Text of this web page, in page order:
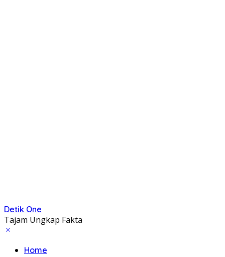
Detik One
Tajam Ungkap Fakta
Home